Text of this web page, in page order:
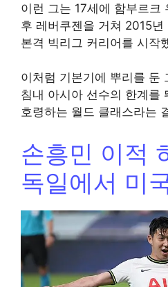
이런 그는 17세에 함부르크
후 레버쿠젠을 거쳐 2015년
본격 빅리그 커리어를 시작
이처럼 기본기에 뿌리를 둔
침내 아시아 선수의 한계를
호령하는 월드 클래스라는
손흥민 이적
독일에서 미